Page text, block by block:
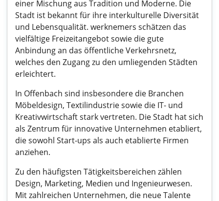
einer Mischung aus Tradition und Moderne. Die
Stadt ist bekannt für ihre interkulturelle Diversität
und Lebensqualität. werknemers schätzen das
vielfältige Freizeitangebot sowie die gute
Anbindung an das öffentliche Verkehrsnetz,
welches den Zugang zu den umliegenden Städten
erleichtert.
In Offenbach sind insbesondere die Branchen
Möbeldesign, Textilindustrie sowie die IT- und
Kreativwirtschaft stark vertreten. Die Stadt hat sich
als Zentrum für innovative Unternehmen etabliert,
die sowohl Start-ups als auch etablierte Firmen
anziehen.
Zu den häufigsten Tätigkeitsbereichen zählen
Design, Marketing, Medien und Ingenieurwesen.
Mit zahlreichen Unternehmen, die neue Talente